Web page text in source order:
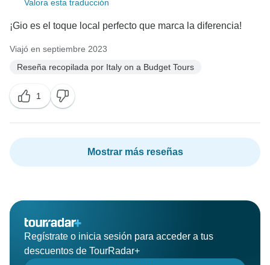
Valora esta traducción
¡Gio es el toque local perfecto que marca la diferencia!
Viajó en septiembre 2023
Reseña recopilada por Italy on a Budget Tours
1
Mostrar más reseñas
Regístrate o inicia sesión para acceder a tus
descuentos de TourRadar+